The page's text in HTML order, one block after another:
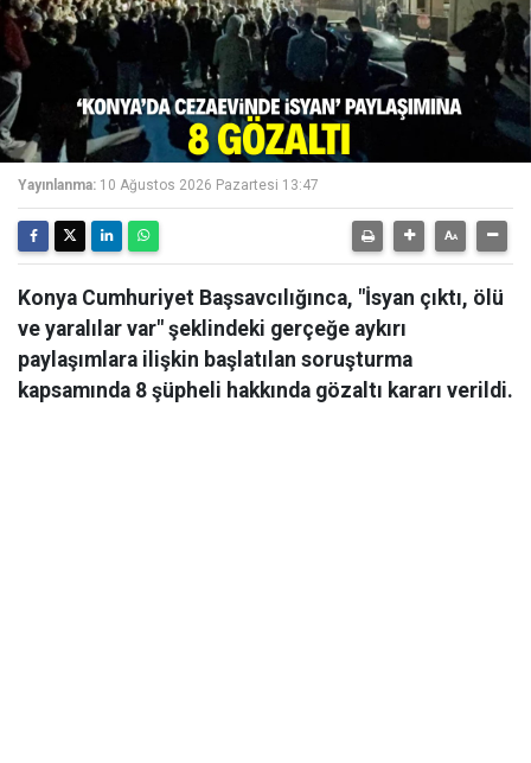
Yayınlanma: 10 Ağustos 2026 Pazartesi 13:47
Konya Cumhuriyet Başsavcılığınca, "İsyan çıktı, ölü
ve yaralılar var" şeklindeki gerçeğe aykırı
paylaşımlara ilişkin başlatılan soruşturma
kapsamında 8 şüpheli hakkında gözaltı kararı verildi.